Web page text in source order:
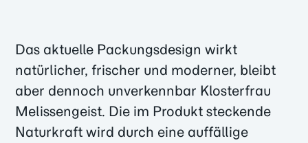
Das aktuelle Packungsdesign wirkt
natürlicher, frischer und moderner, bleibt
aber dennoch unverkennbar Klosterfrau
Melissengeist. Die im Produkt steckende
Naturkraft wird durch eine auffällige